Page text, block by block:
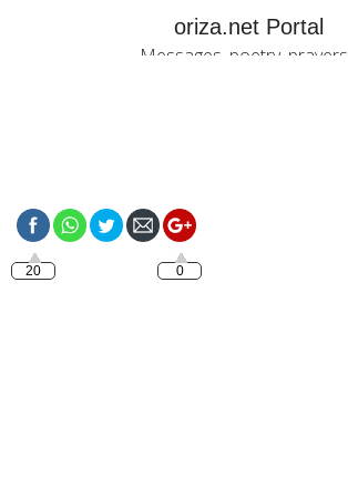
oriza.net Portal
Messages, poetry, prayers...
20 0